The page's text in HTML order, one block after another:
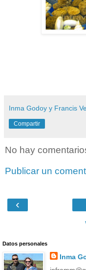
Inma Godoy y Francis
Compartir
No hay
Publicar un
‹
Datos personales
Inma